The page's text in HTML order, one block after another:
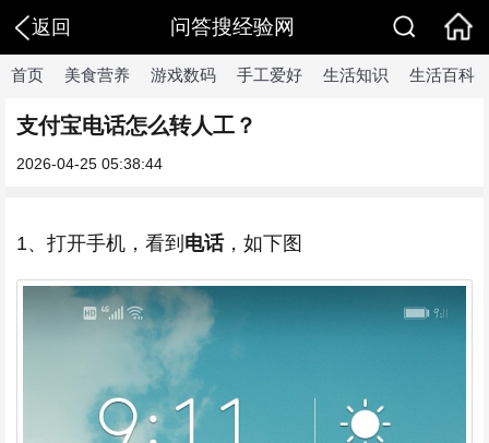
返回 问答搜经验网
首页 美食营养 游戏数码 手工爱好 生活知识 生活百科
支付宝电话怎么转人工？
2026-04-25 05:38:44
1、打开手机，看到 电话，如下图